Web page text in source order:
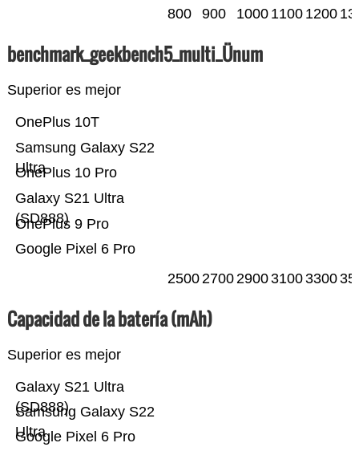
800 900 1000 1100 1200
benchmark_geekbench5_multi_Ünum
Superior es mejor
Google Pixel 6 Pro
OnePlus 9 Pro
Galaxy S21 Ultra
(SD888)
OnePlus 10 Pro
Samsung Galaxy S22
Ultra
OnePlus 10T
25002700290031003300
Capacidad de la batería (mAh)
Superior es mejor
Google Pixel 6 Pro
Samsung Galaxy S22
Ultra
Galaxy S21 Ultra
(SD888)